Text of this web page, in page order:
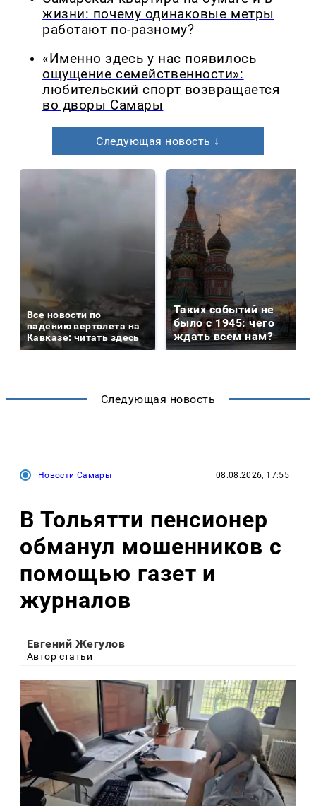
жизни: почему одинаковые метры
работают по-разному?
«Именно здесь у нас появилось
ощущение семейственности»:
любительский спорт возвращается
во дворы Самары
Следующая новость ↓
Все новости по
падению вертолета на
Кавказе: читать здесь
Таких событий не
было с 1945: чего
ждать всем нам?
Следующая новость
Новости Самары 08.08.2026, 17:55
В Тольятти пенсионер
обманул мошенников с
помощью газет и
журналов
Евгений Жегулов
Автор статьи